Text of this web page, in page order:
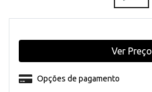
Opções de pagamento
Ver Preço